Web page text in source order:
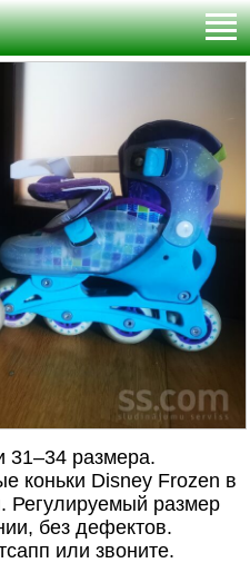
31–34 размера.
коньки Disney Frozen в
Регулируемый размер
без дефектов.
или звоните.